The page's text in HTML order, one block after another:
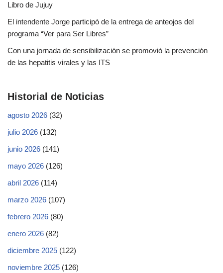
Libro de Jujuy
El intendente Jorge participó de la entrega de anteojos del
programa “Ver para Ser Libres”
Con una jornada de sensibilización se promovió la prevención
de las hepatitis virales y las ITS
Historial de Noticias
agosto 2026 (32)
julio 2026 (132)
junio 2026 (141)
mayo 2026 (126)
abril 2026 (114)
marzo 2026 (107)
febrero 2026 (80)
enero 2026 (82)
diciembre 2025 (122)
noviembre 2025 (126)